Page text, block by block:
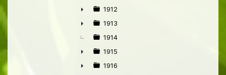
►
1912
►
1913
1914
►
1915
1916